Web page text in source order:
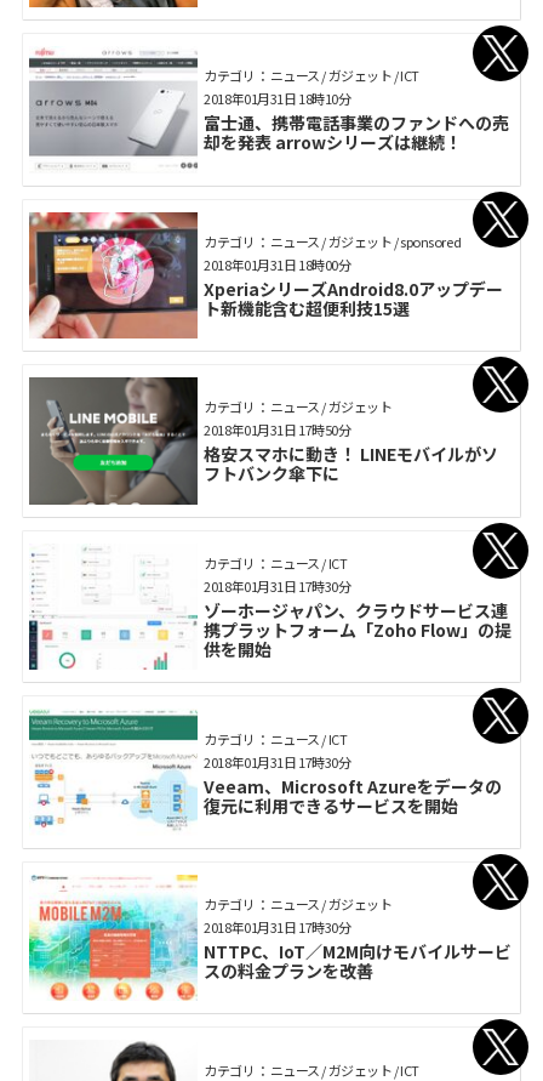
カテゴリ： ニュース / ガジェット / ICT
富士通、携帯電話事業のファンドへの売
却を発表 arrowシリーズは継続！
2018年01月31日 18時10分
カテゴリ： ニュース / ガジェット / sponsored
XperiaシリーズAndroid8.0アップデー
ト新機能含む超便利技15選
2018年01月31日 18時00分
カテゴリ： ニュース / ガジェット
格安スマホに動き！ LINEモバイルがソ
フトバンク傘下に
2018年01月31日 17時50分
カテゴリ： ニュース / ICT
ゾーホージャパン、クラウドサービス連
携プラットフォーム「Zoho Flow」の提
供を開始
2018年01月31日 17時30分
カテゴリ： ニュース / ICT
Veeam、Microsoft Azureをデータの
復元に利用できるサービスを開始
2018年01月31日 17時30分
カテゴリ： ニュース / ガジェット
NTTPC、IoT／M2M向けモバイルサービ
スの料金プランを改善
2018年01月31日 17時30分
カテゴリ： ニュース / ガジェット / ICT